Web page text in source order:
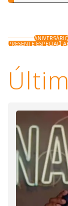
PRESENTE ESPECIAL